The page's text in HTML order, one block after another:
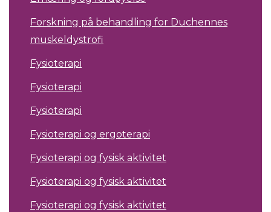
Forskning på behandling for Duchennes
muskeldystrofi
Fysioterapi
Fysioterapi
Fysioterapi
Fysioterapi og ergoterapi
Fysioterapi og fysisk aktivitet
Fysioterapi og fysisk aktivitet
Fysioterapi og fysisk aktivitet